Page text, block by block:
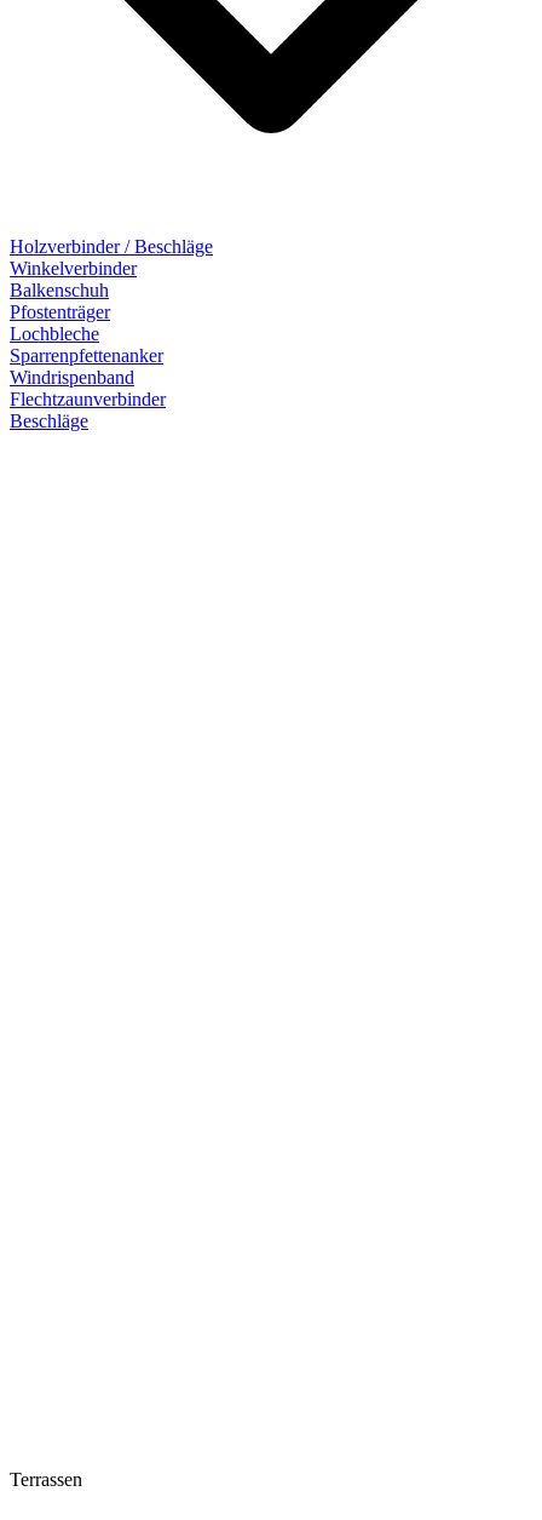
Holzverbinder / Beschläge
Winkelverbinder
Balkenschuh
Pfostenträger
Lochbleche
Sparrenpfettenanker
Windrispenband
Flechtzaunverbinder
Beschläge
Terrassen